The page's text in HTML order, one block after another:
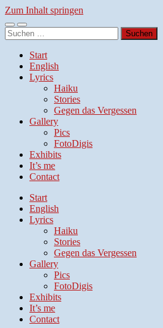
Zum Inhalt springen
Mobile-
Menü
Suchfeld
ein-/ausblenden
Suchen
nach:
Start
English
Lyrics
Haiku
Stories
Gegen das Vergessen
Gallery
Pics
FotoDigis
Exhibits
It’s me
Contact
Start
English
Lyrics
Haiku
Stories
Gegen das Vergessen
Gallery
Pics
FotoDigis
Exhibits
It’s me
Contact